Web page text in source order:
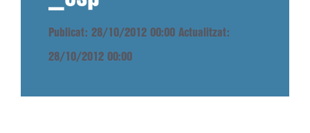
Publicat: 28/10/2012 00:00 Actualitzat:
28/10/2012 00:00